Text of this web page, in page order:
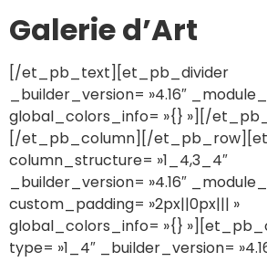
Galerie d’Art
[/et_pb_text][et_pb_divider
_builder_version= »4.16″
global_colors_info= »{} »][/
[/et_pb_column][/
column_structure= »1_4,3_4″
_builder_version= »4.16″
custom_padding= »2px||0px||| »
global_colors_info= »{}
type= »1_4″ _builder_version=